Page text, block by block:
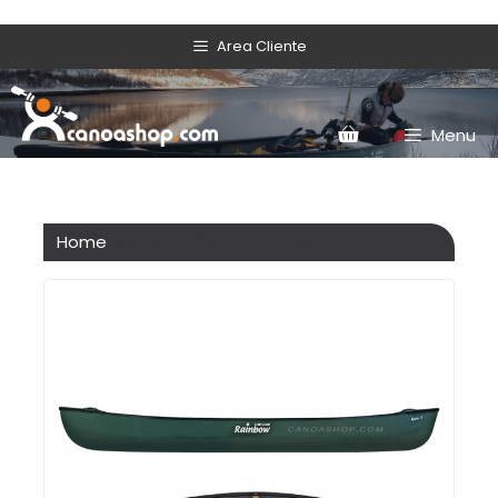
Area Cliente
Menu
Home